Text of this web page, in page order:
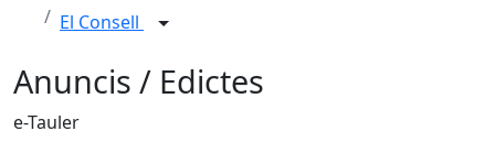
El Consell
Anuncis / Edictes
e-Tauler